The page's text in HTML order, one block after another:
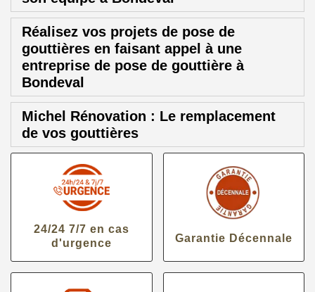
Réalisez vos projets de pose de
gouttières en faisant appel à une
entreprise de pose de gouttière à
Bondeval
Michel Rénovation : Le remplacement
de vos gouttières
24/24 7/7 en cas
d'urgence
Garantie Décennale